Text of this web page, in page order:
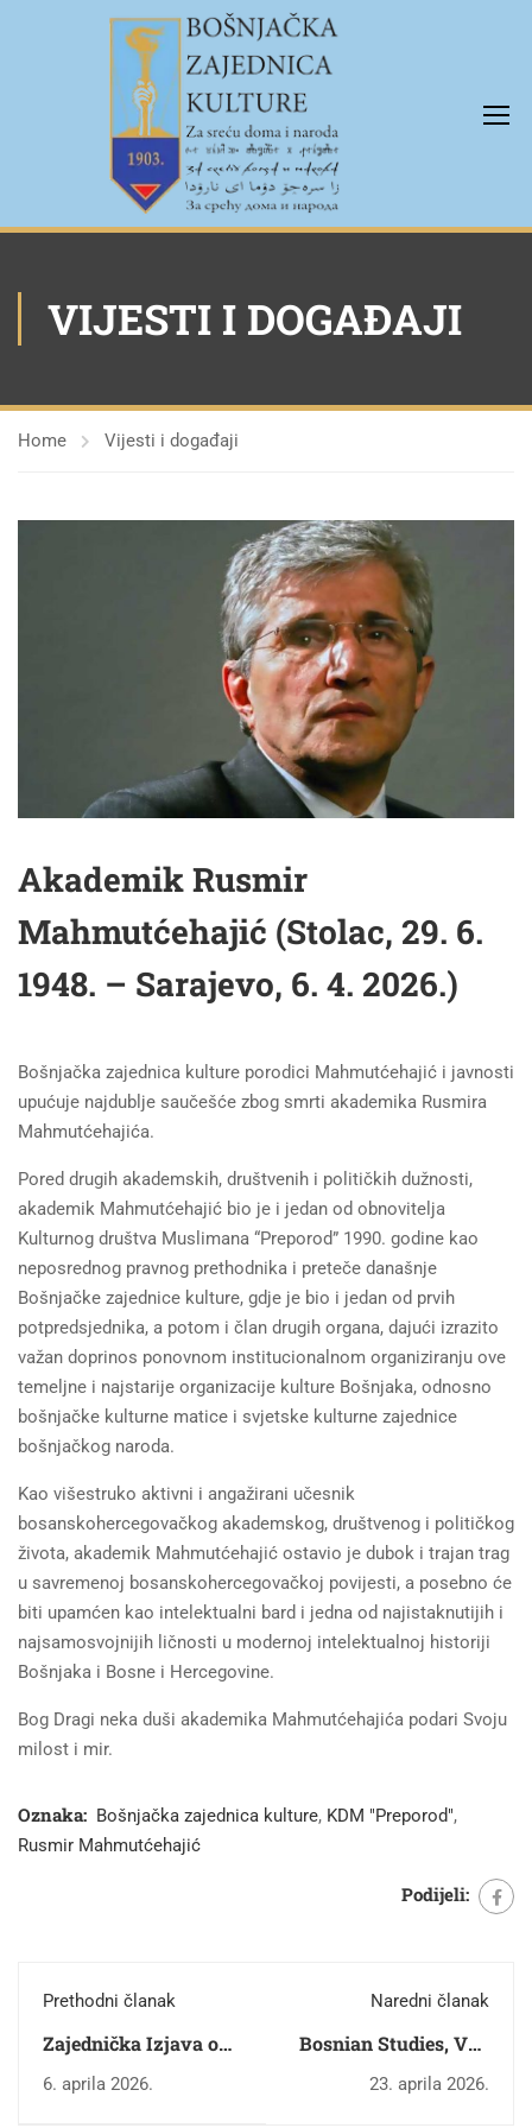
VIJESTI I DOGAĐAJI
Home Vijesti i događaji
Akademik Rusmir
Mahmutćehajić (Stolac, 29. 6.
1948. – Sarajevo, 6. 4. 2026.)
Bošnjačka zajednica kulture porodici Mahmutćehajić i javnosti
upućuje najdublje saučešće zbog smrti akademika Rusmira
Mahmutćehajića.
Pored drugih akademskih, društvenih i političkih dužnosti,
akademik Mahmutćehajić bio je i jedan od obnovitelja
Kulturnog društva Muslimana “Preporod” 1990. godine kao
neposrednog pravnog prethodnika i preteče današnje
Bošnjačke zajednice kulture, gdje je bio i jedan od prvih
potpredsjednika, a potom i član drugih organa, dajući izrazito
važan doprinos ponovnom institucionalnom organiziranju ove
temeljne i najstarije organizacije kulture Bošnjaka, odnosno
bošnjačke kulturne matice i svjetske kulturne zajednice
bošnjačkog naroda.
Kao višestruko aktivni i angažirani učesnik
bosanskohercegovačkog akademskog, društvenog i političkog
života, akademik Mahmutćehajić ostavio je dubok i trajan trag
u savremenoj bosanskohercegovačkoj povijesti, a posebno će
biti upamćen kao intelektualni bard i jedna od najistaknutijih i
najsamosvojnijih ličnosti u modernoj intelektualnoj historiji
Bošnjaka i Bosne i Hercegovine.
Bog Dragi neka duši akademika Mahmutćehajića podari Svoju
milost i mir.
Oznaka: Bošnjačka zajednica kulture, KDM "Preporod",
Rusmir Mahmutćehajić
Podijeli:
Prethodni članak
Zajednička Izjava o
osudi govora mržnje,
islamofobije i lažnih
6. aprila 2026.
Naredni članak
Bosnian Studies, Vol.
9, No. 2/2025
23. aprila 2026.